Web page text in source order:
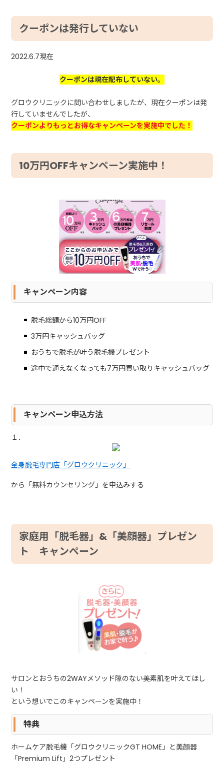
クーポンは発行していない
2022.6.7現在
クーポンは現在配布していない。
グロウクリニックに問い合わせしましたが、現在クーポンは発
行していませんでしたが、
クーポンよりもっとお得なキャンペーンを実施中でした！
10万円OFFキャンペーン実施中！
キャンペーン内容
脱毛総額から10万円OFF
3万円キャッシュバッグ
おうちで脱毛が叶う脱毛機プレゼント
途中で通えなくなっても7万円買い取りキャッシュバッグ
キャンペーン申込方法
１．
全身脱毛専門店「グロウクリニック」
から「無料カウンセリング」を申込みする
家庭用「脱毛器」&「美顔器」プレゼン
ト キャンペーン
サロンとおうちの2WAYメソッド隙のない美素肌を叶えてほし
い！
という想いでこのキャンペーンを実施中！
特典
ホームケア脱毛機「グロウクリニックGT HOME」と美顔器
「Premium Lift」2つプレゼント